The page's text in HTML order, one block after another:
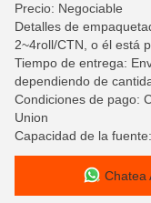
Precio: Negociable
Detalles de
2~4roll/CTN, o él está
Tiempo de entrega:
dependiendo de
Condiciones de pago:
Union
Capacidad de la
Chatea